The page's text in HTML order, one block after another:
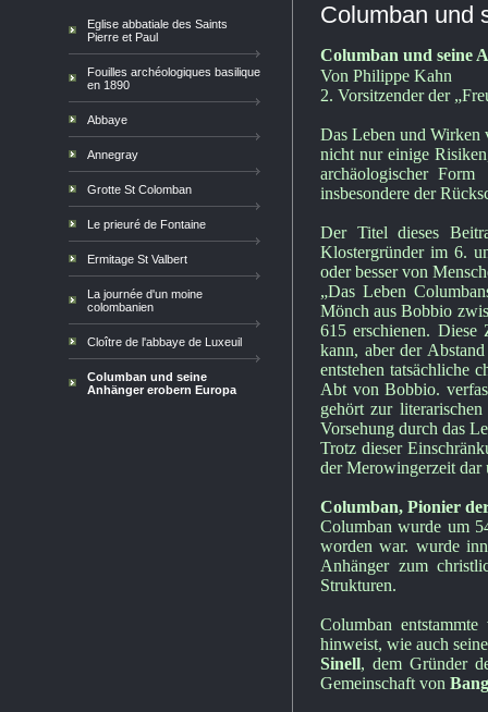
Eglise abbatiale des Saints
Pierre et Paul
Fouilles archéologiques basilique
en 1890
Abbaye
Annegray
Grotte St Colomban
Le prieuré de Fontaine
Ermitage St Valbert
La journée d'un moine
colombanien
Cloître de l'abbaye de Luxeuil
Columban und seine
Anhänger erobern Europa
Columban und
Columban und
Von Philippe Kahn
2. Vorsitzender der
Das Leben und Wirken
nicht nur einige
archäologischer
insbesondere der
Der Titel dieses
Klostergründer im 6.
oder besser von
„Das Leben
Mönch aus Bobbio
615 erschienen.
kann, aber der
entstehen tatsächliche
Abt von Bobbio.
gehört zur
Vorsehung durch das
Trotz dieser
der Merowingerzeit dar
Columban, Pionier
Columban wurde um
worden war. wurde
Anhänger zum
Strukturen.
Columban
hinweist, wie auch
Sinell, dem Gründer
Gemeinschaft von